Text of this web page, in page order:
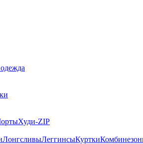
Худи-ZIP
ЛонгсливыЛеггинсыКуртки